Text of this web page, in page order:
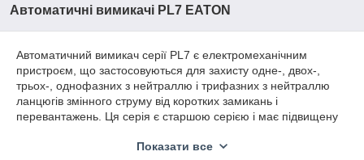
Автоматичні вимикачі PL7 EATON
Автоматичний вимикач серії PL7 є електромеханічним
пристроєм, що застосовуються для захисту одне-, двох-,
трьох-, однофазних з нейтраллю і трифазних з нейтраллю
ланцюгів змінного струму від коротких замикань і
перевантажень. Ця серія є старшою серією і має підвищену
в місцях з високим розрахунковим струмом короткого
Показати все